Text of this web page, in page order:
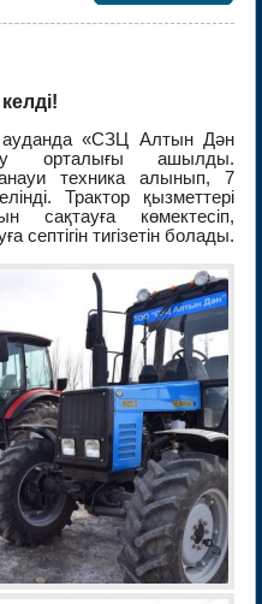
ауданда «СЗЦ Алтын Дән
орталығы ашылды.
техника алынып, 7
Трактор қызметтері
сақтауға көмектесіп,
септігін тигізетін болады.